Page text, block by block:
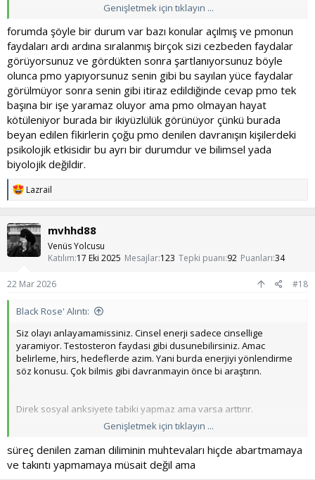
Hatayı niye kendimde arıyormuşumda hep kalıplaşmış olan
akımda aramıyorum. O kadar anlatıldı çizildi böyle zarar nasıl
zarar azmini hırsını düşürür anksiyeteni artırır dediklerin temeli ne,
yok tabi ki de git bir psikolaga de ki ben pmo yaptım sosyal
ortamlarda anksiyetem artı sana neresiyle gülecek. Ben ne
yaşadıysam onu söylüyorum etkisi ne, yok sorulduğu zamanda
hırsı azmi artırır diyorsunuz, kanıtı nerde yok sonra da onca insan
var bunu diyor, desin kanıt olmadıktan sonra herkes dedi diye
gerçek mi oluyor.
Dünya düz diyenlerde var o kadar popüler ki dünya çapında
kesim var buna da mı inanalım şimdi yani?
bana git oku saçmalağından bahsetme ikimizde yararı olmadığını
bal gibi biliyoruz boşuna diretiyorsun
diyerek hakaret etme girişiminde bulunuyorsun?
Kimseye çamur atmıyorum bu arada ben ne yaşadıysam onu
söylüyorum. Kafanızda ne yaşıyorsanız artık hırsı azmi artırır
diyorsunuz pmo yapmamak çok garip. Madem öyle bende niye
Genişletmek için tıklayın ...
forumda şöyle bir durum var bazı konular açılmış ve pmonun
faydaları ardı ardına sıralanmış birçok sizi cezbeden faydalar
görüyorsunuz ve gördükten sonra şartlanıyorsunuz böyle
olunca pmo yapıyorsunuz senin gibi bu sayılan yüce faydalar
görülmüyor sonra senin gibi itiraz edildiğinde cevap pmo tek
başına bir işe yaramaz oluyor ama pmo olmayan hayat
kötüleniyor burada bir ikiyüzlülük görünüyor çünkü burada
beyan edilen fikirlerin çoğu pmo denilen davranışın kişilerdeki
psikolojik etkisidir bu ayrı bir durumdur ve bilimsel yada
biyolojik değildir.
T
p
k
i
l
e
Lazrail
mvhhd88
Venüs Yolcusu
Katılım 17 Eki 2025 Mesajlar 123 Tepki puanı 92 Puanları 34
22 Mar 2026 #18
Black Rose' Alıntı:
Siz olayı anlayamamissiniz. Cinsel enerji sadece cinsellige
yaramiyor. Testosteron faydasi gibi dusunebilirsiniz. Amac
belirleme, hirs, hedeflerde azim. Yani burda enerjiyi yönlendirme
söz konusu. Çok bilmis gibi davranmayin önce bi araştırın.
Direk sosyal anksiyete tabiki yapmaz ama varsa arttırır.
Herkesi aynı kefeyı koymayın. Bu, süreci aşırı takıntı yapanlar için
geçerli. Biz bunu asla irdelemedik. Kendi karakterleri buna müsait
olduğu için öyle oluyorlar. Onlar icin zaten farklı tavsiyeler
Genişletmek için tıklayın ...
süreç denilen zaman diliminin muhtevaları hiçde abartmamaya
ve takıntı yapmamaya müsait değil ama